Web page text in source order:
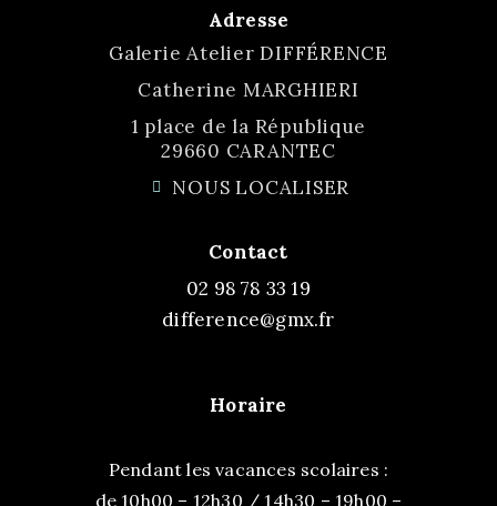
Adresse
Galerie Atelier DIFFÉRENCE
Catherine MARGHIERI
1 place de la République
29660 CARANTEC
NOUS LOCALISER
Contact
02 98 78 33 19
difference@gmx.fr
Horaire
Pendant les vacances scolaires :
de 10h00 – 12h30 / 14h30 – 19h00 –